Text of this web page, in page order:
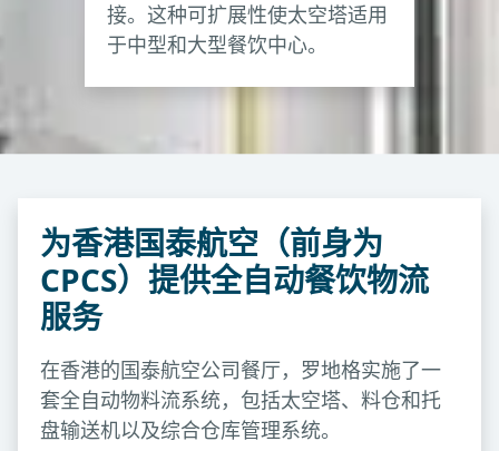
接。这种可扩展性使太空塔适用
于中型和大型餐饮中心。
为香港国泰航空（前身为
CPCS）提供全自动餐饮物流
服务
在香港的国泰航空公司餐厅，罗地格实施了一
套全自动物料流系统，包括太空塔、料仓和托
盘输送机以及综合仓库管理系统。